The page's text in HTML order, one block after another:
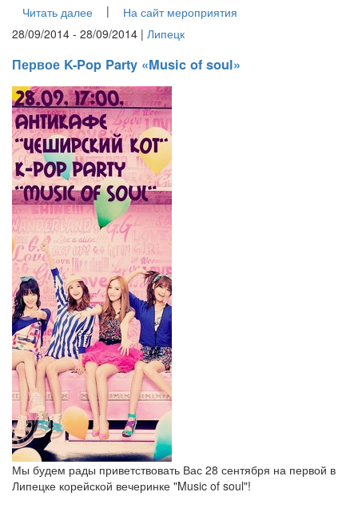
Читать далее
|
На сайт мероприятия
28/09/2014 - 28/09/2014 | Липецк
Первое K-Pop Party «Music of soul»
Мы будем рады приветствовать Вас 28 сентября на первой в
Липецке корейской вечеринке "Music of soul"!